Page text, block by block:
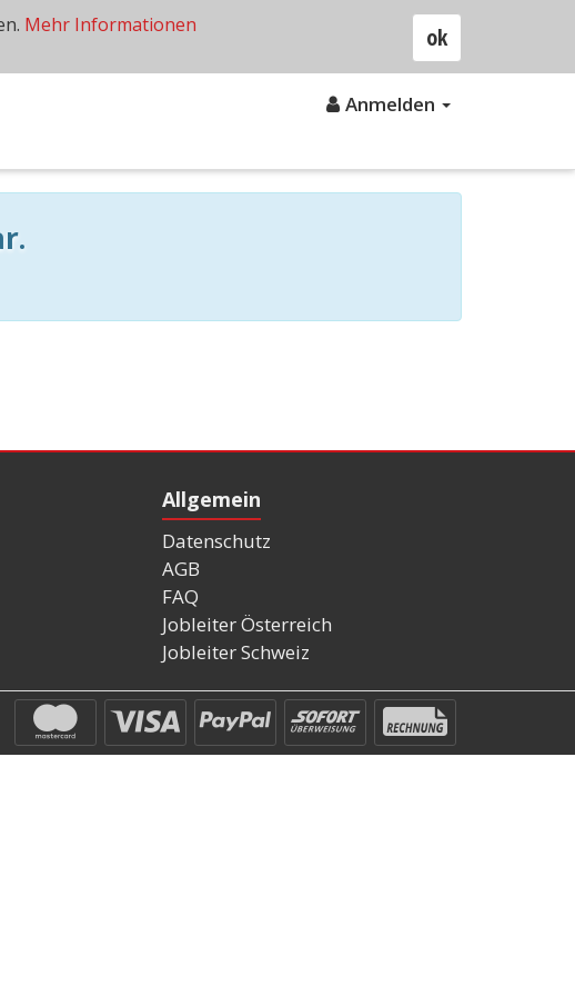
Anmelden
Allgemein
Datenschutz
AGB
FAQ
Jobleiter Österreich
Jobleiter Schweiz
ok
Mehr Informationen